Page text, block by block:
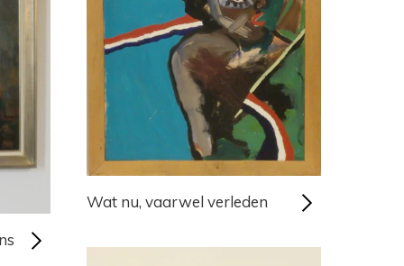
Wat nu, vaarwel verleden